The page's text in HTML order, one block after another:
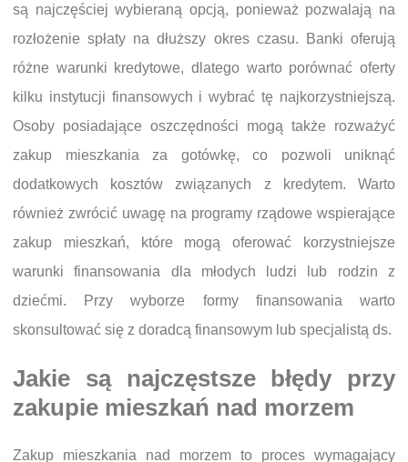
są najczęściej wybieraną opcją, ponieważ pozwalają na
rozłożenie spłaty na dłuższy okres czasu. Banki oferują
różne warunki kredytowe, dlatego warto porównać oferty
kilku instytucji finansowych i wybrać tę najkorzystniejszą.
Osoby posiadające oszczędności mogą także rozważyć
zakup mieszkania za gotówkę, co pozwoli uniknąć
dodatkowych kosztów związanych z kredytem. Warto
również zwrócić uwagę na programy rządowe wspierające
zakup mieszkań, które mogą oferować korzystniejsze
warunki finansowania dla młodych ludzi lub rodzin z
dziećmi. Przy wyborze formy finansowania warto
skonsultować się z doradcą finansowym lub specjalistą ds.
Jakie są najczęstsze błędy przy
zakupie mieszkań nad morzem
Zakup mieszkania nad morzem to proces wymagający